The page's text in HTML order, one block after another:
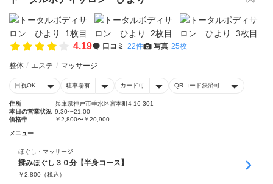
4.19 口コミ 22件 写真 25枚
整体 エステ マッサージ
日祝OK 駐車場有 カード可 QRコード決済可
住所
兵庫県神戸市垂水区宮本町4-16-301
本日の営業状況 9:30〜21:00
価格帯
￥2,800〜￥20,900
メニュー
ほぐし・マッサージ
揉みほぐし３０分【半身コース】
￥2,800 （税込）